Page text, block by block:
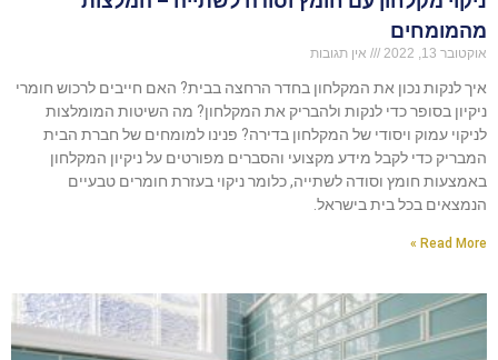
מהמומחים
אוקטובר 13, 2022 אין תגובות
איך לנקות נכון את המקלחון בחדר הרחצה בבית? האם חייבים לרכוש חומרי
ניקיון בסופר כדי לנקות ולהבריק את המקלחון? מה השיטות המומלצות
לניקוי עמוק ויסודי של המקלחון בדירה? פנינו למומחים של חברת הבית
המבריק כדי לקבל מידע מקצועי והסברים מפורטים על ניקיון המקלחון
באמצעות חומץ וסודה לשתייה, כלומר ניקוי בעזרת חומרים טבעיים
הנמצאים בכל בית בישראל.
Read More »